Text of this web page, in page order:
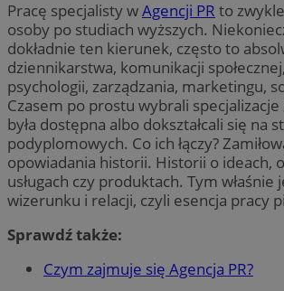
Pracę specjalisty wAgencji PR to
osoby po studiach wyższych.
dokładnie ten kierunek, często to
dziennikarstwa, komunikacji
psychologii, zarządzania, marketingu,
Czasem po prostu wybrali specjalizacje
była dostępna albo dokształcali się na
podyplomowych. Co ich łączy?
opowiadania historii. Historii o ideach,
usługach czy produktach. Tym właśnie
wizerunku i relacji, czyli esencja pracy
Sprawdź także:
Czym zajmuje się Agencja PR?